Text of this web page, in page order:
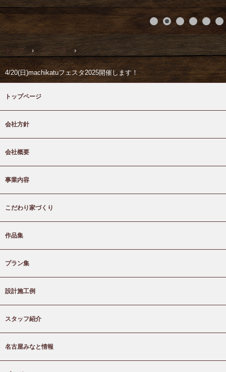
トップ › ニュース ›
4/20(日)machikatuフェスタ2025開催します！
トップページ
会社方針
会社概要
事業内容
こだわり家づくり
作品集
プラン集
設計施工例
スタッフ紹介
名古屋みなと情報